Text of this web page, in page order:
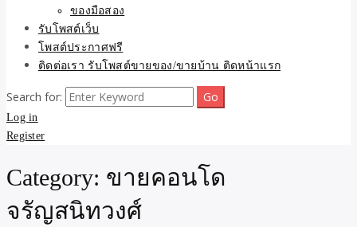
ของมือสอง
รับโพสต์เว็บ
โพสต์ประกาศฟรี
ติดต่อเรา รับโพสต์ขายของ/ขายบ้าน ติดหน้าแรก
Search for:
Log in
Register
Category: ขายคอนโด
จรัญสนิทวงศ์